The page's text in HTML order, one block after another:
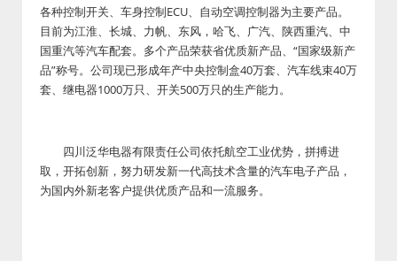
各种控制开关、车身控制ECU、自动空调控制器为主要产品。
目前为江淮、长城、力帆、东风，哈飞、广汽、陕西重汽、中
国重汽等汽车配套。多个产品荣获省优质新产品、“国家级新产
品”称号。公司现已形成年产中央控制盒40万套、汽车线束40万
套、继电器1000万只、开关500万只的生产能力。
四川泛华电器有限责任公司依托航空工业优势，拼搏进
取，开拓创新，努力研发新一代高技术含量的汽车电子产品，
为国内外新老客户提供优质产品和一流服务。